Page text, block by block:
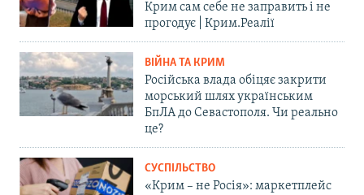
Крим сам себе не заправить і не
прогодує | Крим.Реалії
ВІЙНА ТА КРИМ
Російська влада обіцяє закрити
морський шлях українським
БпЛА до Севастополя. Чи реально
це?
СУСПІЛЬСТВО
«Крим – не Росія»: маркетплейс